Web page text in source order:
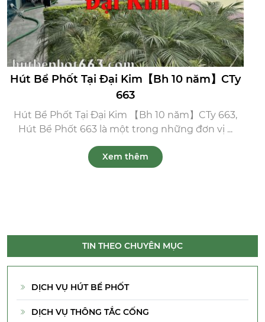
Hút Bể Phốt Tại Đại Kim【Bh 10 năm】CTy
663
Hút Bể Phốt Tại Đại Kim 【Bh 10 năm】CTy 663,
Hút Bể Phốt 663 là một trong những đơn vị ...
Xem thêm
TIN THEO CHUYÊN MỤC
DỊCH VỤ HÚT BỂ PHỐT
DỊCH VỤ THÔNG TẮC CỐNG